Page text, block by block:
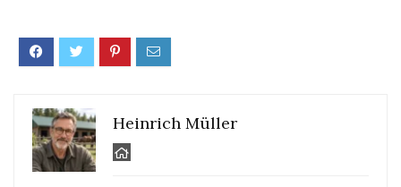
Heinrich Müller